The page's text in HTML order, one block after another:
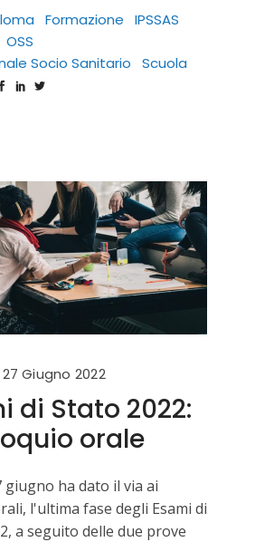
Formazione
IPSSAS
OSS
Socio Sanitario
Scuola
27 Giugno 2022
di Stato 2022:
orale
giugno ha dato il via ai
l'ultima fase degli Esami di
a seguito delle due prove